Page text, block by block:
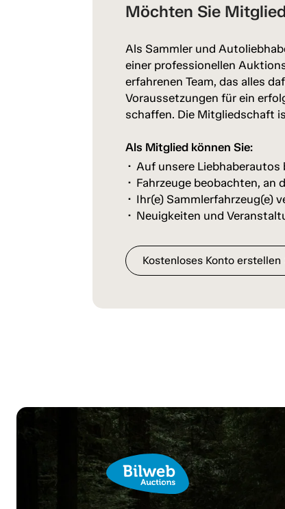
Möchten Sie
Als Sammler und
einer professionellen
erfahrenen Team, das alles
Voraussetzungen für ein
schaffen. Die Mitgliedschaft
Als Mitglied können Sie:
Auf unsere Liebhaberautos
Fahrzeuge beobachten, an
Ihr(e) Sammlerfahrzeug(e)
Neuigkeiten und
Kostenloses Konto erstellen